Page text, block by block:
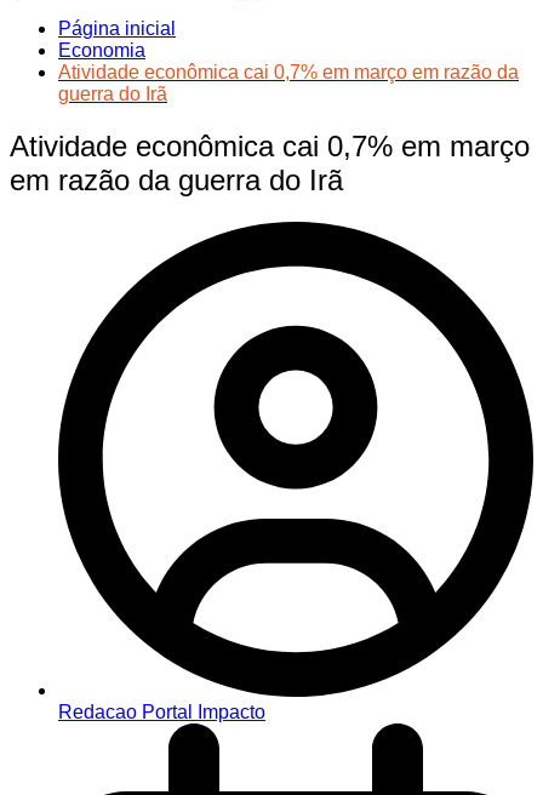
Página inicial
Economia
Atividade econômica cai 0,7% em março em razão da
guerra do Irã
Atividade econômica cai 0,7% em março
em razão da guerra do Irã
Redacao Portal Impacto